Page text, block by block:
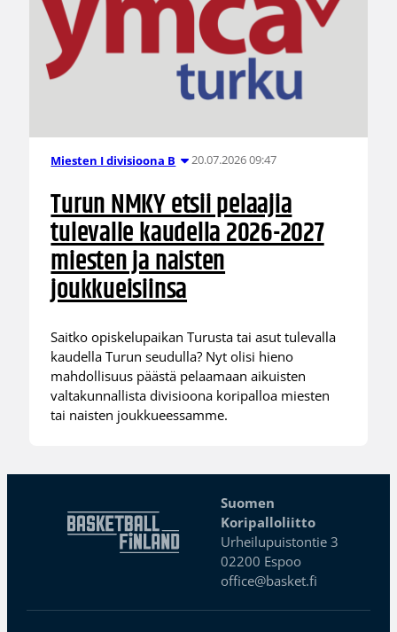
Miesten I divisioona B 20.07.2026 09:47
Turun NMKY etsii pelaajia
tulevalle kaudella 2026-2027
miesten ja naisten
joukkueisiinsa
Saitko opiskelupaikan Turusta tai asut tulevalla
kaudella Turun seudulla? Nyt olisi hieno
mahdollisuus päästä pelaamaan aikuisten
valtakunnallista divisioona koripalloa miesten
tai naisten joukkueessamme.
Suomen
Koripalloliitto
Urheilupuistontie 3
02200 Espoo
office@basket.fi